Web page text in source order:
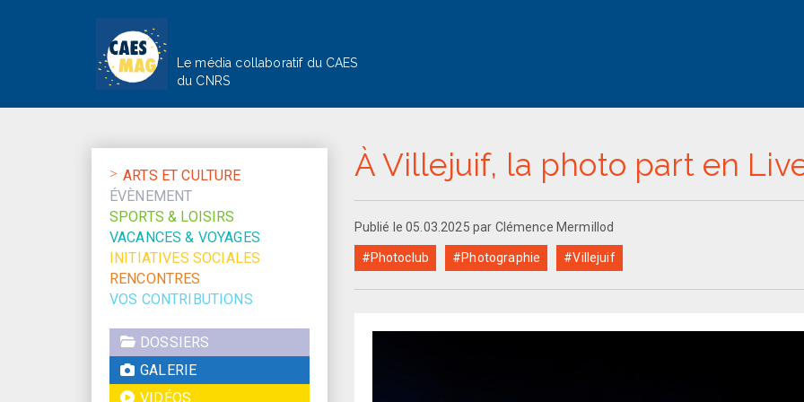
Le média collaboratif du CAES
du CNRS
À Villejuif, la photo part en
Publié le 05.03.2025 par Clémence Mermillod
#Photoclub #Photographie #Villejuif
ARTS ET CULTURE
ÉVÈNEMENT
SPORTS & LOISIRS
VACANCES & VOYAGES
INITIATIVES SOCIALES
RENCONTRES
VOS CONTRIBUTIONS
DOSSIERS
GALERIE
VIDÉOS